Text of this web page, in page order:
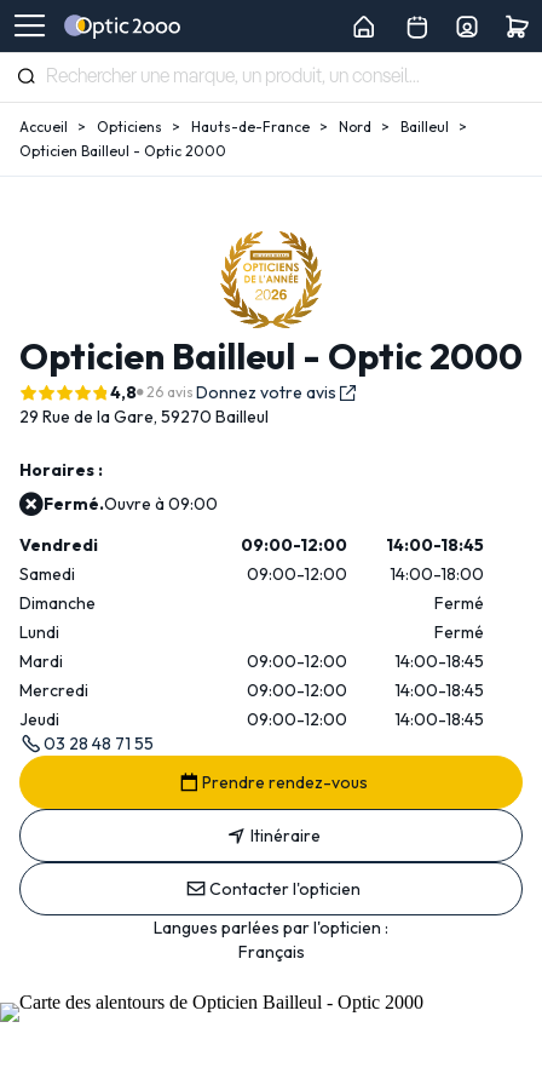
Accueil Opticiens Hauts-de-France Nord
Bailleul
Opticien Bailleul - Optic 2000
Opticien Bailleul - Optic 2000
4,8 26 avis Donnez votre avis
29 Rue de la Gare, 59270 Bailleul
Horaires :
Fermé.Ouvre à 09:00
Vendredi
09:00-12:00
14:00-18:45
Samedi
09:00-12:00
14:00-18:00
Dimanche
Fermé
Lundi
Fermé
Mardi
09:00-12:00
14:00-18:45
Mercredi
09:00-12:00
14:00-18:45
Jeudi
09:00-12:00
14:00-18:45
03 28 48 71 55
Prendre rendez-vous
Itinéraire
Contacter l'opticien
Langues parlées par l'opticien :
Français